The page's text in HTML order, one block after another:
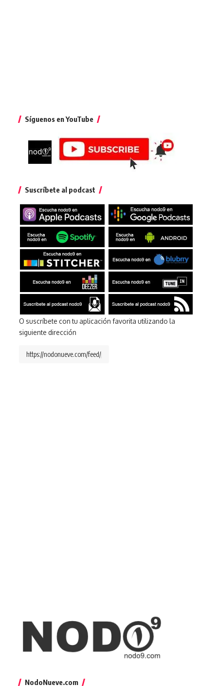
Síguenos en YouTube
Suscríbete al podcast
O suscríbete con tu aplicación favorita utilizando la
siguiente dirección
NodoNueve.com